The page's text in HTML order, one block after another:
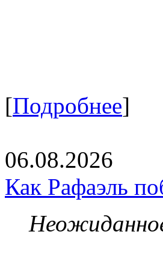
[Подробнее]
06.08.2026
Как Рафаэль